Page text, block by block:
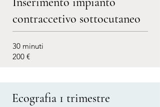
contraccetivo sottocutaneo
30 minuti
200 €
Ecografia 1 trimestre